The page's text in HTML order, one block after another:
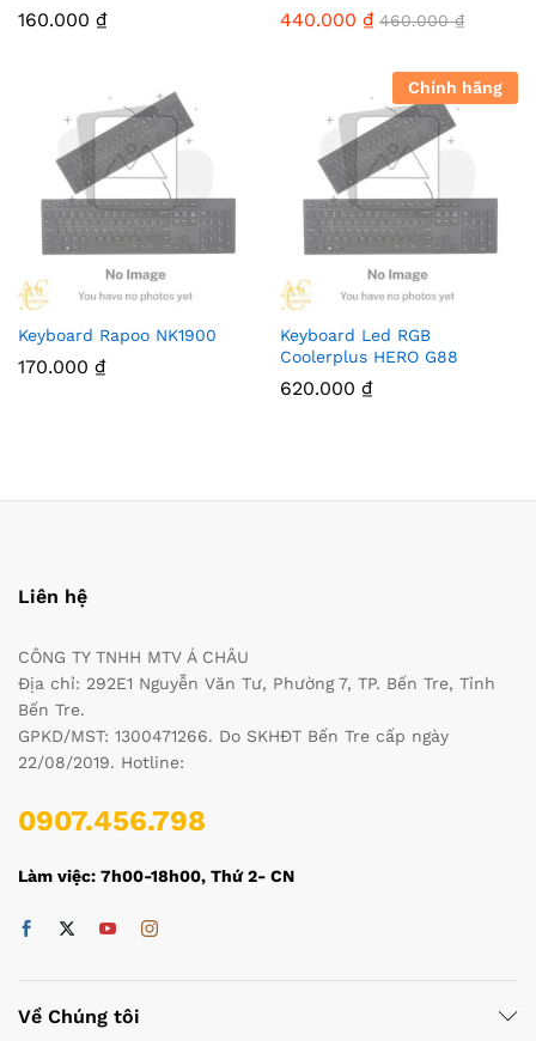
160.000 ₫ 440.000 ₫ 460.000₫
Keyboard Rapoo NK1900
170.000 ₫
Chính hãng
Keyboard Led RGB
Coolerplus HERO G88
620.000 ₫
Liên hệ
CÔNG TY TNHH MTV Á CHÂU
Địa chỉ: 292E1 Nguyễn Văn Tư, Phường 7, TP. Bến Tre, Tỉnh
Bến Tre.
GPKD/MST: 1300471266. Do SKHĐT Bến Tre cấp ngày
22/08/2019. Hotline:
0907.456.798
Làm việc: 7h00-18h00, Thứ 2- CN
Về Chúng tôi